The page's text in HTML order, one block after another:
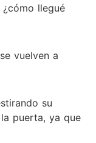
llegué
vuelven a
su
puerta, ya que